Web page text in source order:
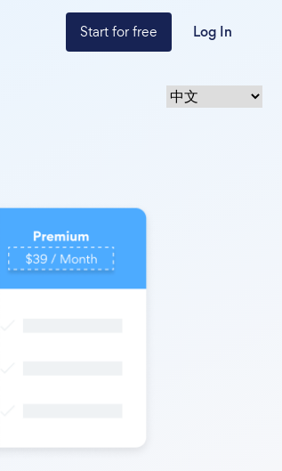
Start for free Log In